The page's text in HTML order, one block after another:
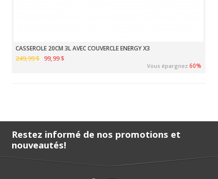
CASSEROLE 20CM 3L AVEC COUVERCLE ENERGY X3
249,99 $ 99,99 $
Vous épargnez60%
Restez informé de nos promotions et
nouveautés!